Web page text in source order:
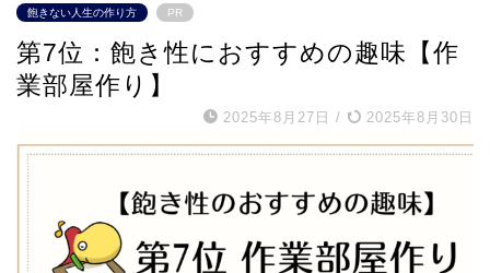
飽きない人生の作り方 PR
第7位：飽き性におすすめの趣味【作
業部屋作り】
2025年8月27日 / 2025年8月30日